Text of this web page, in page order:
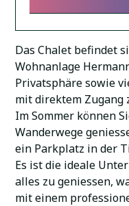
Das Chalet befindet
Wohnanlage
Privatsphäre sowie
mit direktem Zugang
Im Sommer können
Wanderwege
ein Parkplatz in der
Es ist die ideale
alles zu geniessen,
mit einem